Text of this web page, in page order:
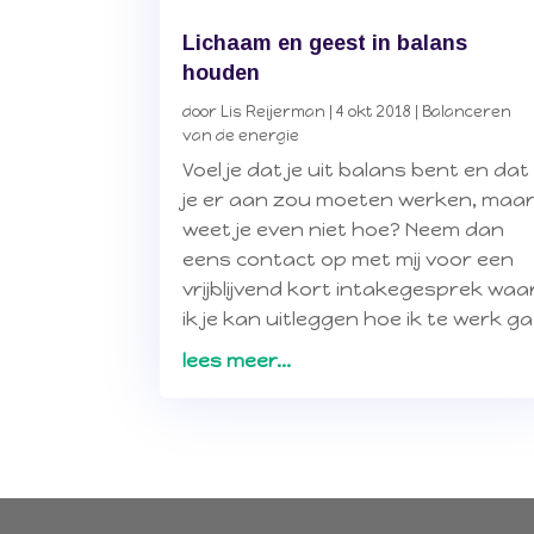
Lichaam en geest in balans
houden
door Lis Reijerman |4 okt 2018
Balanceren
van de energie
Voel je dat je uit balans bent en dat
je er aan zou moeten werken, maar
weet je even niet hoe? Neem dan
eens contact op met mij voor een
vrijblijvend kort intakegesprek
ik je kan uitleggen hoe ik te werk
lees meer...